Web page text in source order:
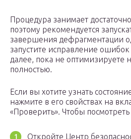
Процедура занимает
поэтому рекомендуется
завершения дефрагментации
запустите исправление ошибок
далее, пока не оптимизируете
полностью.
Если вы хотите узнать
нажмите в его свойствах на
«Проверить». Чтобы
Откройте Центр